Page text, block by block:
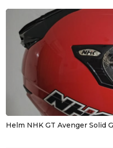
Helm NHK GT Avenger Solid